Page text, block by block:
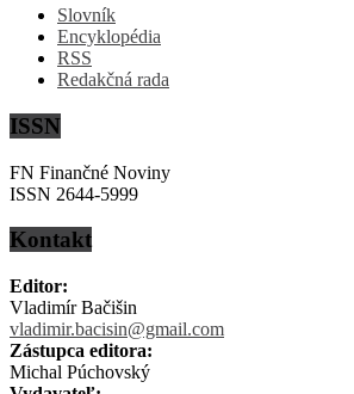
Slovník
Encyklopédia
RSS
Redakčná rada
ISSN
FN Finančné Noviny
ISSN 2644-5999
Kontakt
Editor:
Vladimír Bačišin
vladimir.bacisin@gmail.com
Zástupca editora:
Michal Púchovský